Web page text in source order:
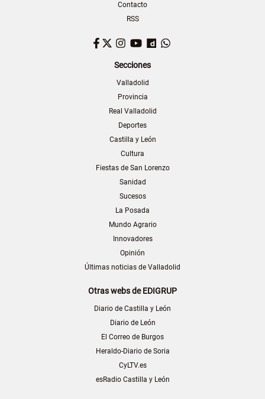
Contacto
RSS
Facebook
TwitterInstagram
YouTubeDailymotion
Secciones
Valladolid
Provincia
Real Valladolid
Deportes
Castilla y León
Cultura
Fiestas de San Lorenzo
Sanidad
Sucesos
La Posada
Mundo Agrario
Innovadores
Opinión
Últimas noticias de Valladolid
Otras webs de EDIGRUP
Diario de Castilla y León
Diario de León
El Correo de Burgos
Heraldo-Diario de Soria
CyLTV.es
esRadio Castilla y León